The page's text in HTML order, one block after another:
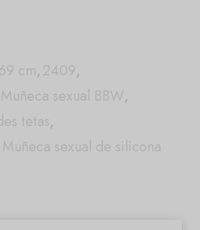
cm,2409,
Muñeca sexual BBW,
tetas,
Muñeca sexual de silicona